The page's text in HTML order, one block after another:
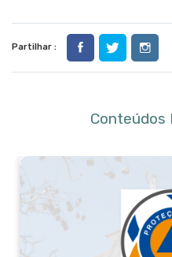
Partilhar :
Conteúdos